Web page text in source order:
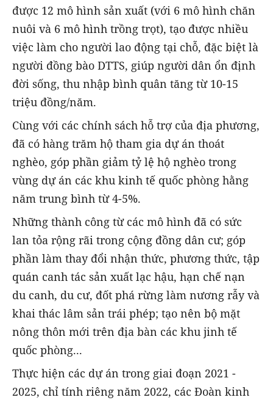
được 12 mô hình sản xuất (với 6 mô hình chăn
nuôi và 6 mô hình trồng trọt), tạo được nhiều
việc làm cho người lao động tại chỗ, đặc biệt là
người đồng bào DTTS, giúp người dân ổn định
đời sống, thu nhập bình quân tăng từ 10-15
triệu đồng/năm.
Cùng với các chính sách hỗ trợ của địa phương,
đã có hàng trăm hộ tham gia dự án thoát
nghèo, góp phần giảm tỷ lệ hộ nghèo trong
vùng dự án các khu kinh tế quốc phòng hằng
năm trung bình từ 4-5%.
Những thành công từ các mô hình đã có sức
lan tỏa rộng rãi trong cộng đồng dân cư; góp
phần làm thay đổi nhận thức, phương thức, tập
quán canh tác sản xuất lạc hậu, hạn chế nạn
du canh, du cư, đốt phá rừng làm nương rẫy và
khai thác lâm sản trái phép; tạo nên bộ mặt
nông thôn mới trên địa bàn các khu jinh tế
quốc phòng...
Thực hiện các dự án trong giai đoạn 2021 -
2025, chỉ tính riêng năm 2022, các Đoàn kinh